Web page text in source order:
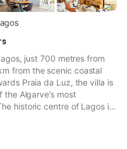
just 700 metres from
from the scenic coastal
Praia da Luz, the villa is
Algarve’s most
historic centre of Lagos is
cafés and shops.